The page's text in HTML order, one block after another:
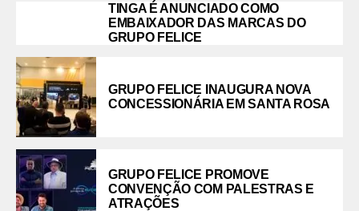
TINGA É ANUNCIADO COMO
EMBAIXADOR DAS MARCAS DO
GRUPO FELICE
GRUPO FELICE INAUGURA NOVA
CONCESSIONÁRIA EM SANTA ROSA
GRUPO FELICE PROMOVE
CONVENÇÃO COM PALESTRAS E
ATRAÇÕES